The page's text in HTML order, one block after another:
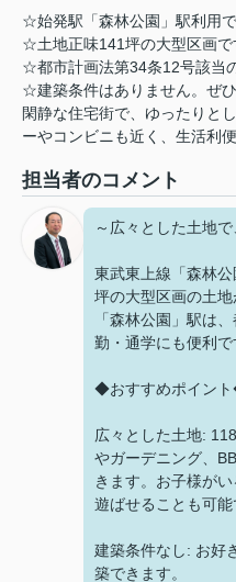
☆始発駅「森林公園」駅利用で
☆土地正味141坪の大型区画で
☆都市計画法第34条12号該当
☆建築条件はありません。ぜひ
閑静な住宅街で、ゆったりと
ーやコンビニも近く、生活利
担当者のコメント
～広々とした土地
東武東上線「森林
坪の大型区画の土
「森林公園」駅は
勤・通学にも便利で
◆おすすめポイン
広々とした土地:
やガーデニング、
きます。お子様が
遊ばせることも可能
建築条件なし: お好
築できます。